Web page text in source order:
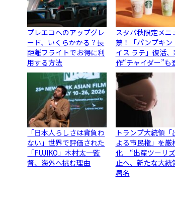
プレエコへのアップグレ
ード、いくらかかる？長
距離フライトでお得に利
用する方法
スタバ秋限定メニ
禁！「パンプキン
イス ラテ」復活、
作“チャイダー”も
「日本人らしさは背負わ
ない」世界で評価された
「FUJIKO」木村太一監
督、海外へ挑む理由
トランプ大統領「
よる市民権」を厳
化 “出産ツーリ
止へ、新たな大統
署名